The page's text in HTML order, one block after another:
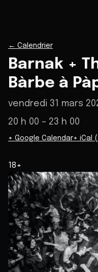
← Calendrier
Barnak +
Bàrbe à
vendredi 31 mars
20 h 00 – 23 h 00
+ Google Calendar+ iCal
18+